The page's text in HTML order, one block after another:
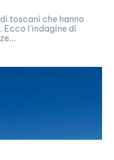
toscani che hanno
Ecco l'indagine di